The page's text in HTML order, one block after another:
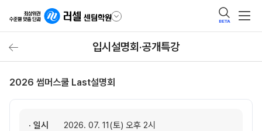
BETA
입시설명회·공개특강
2026 썸머스쿨 Last설명회
· 일시
2026. 07. 11(토) 오후 2시